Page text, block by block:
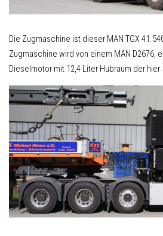
Die Zugmaschine ist dieser MAN TGX
Zugmaschine wird von einem MAN D2676,
Dieselmotor mit 12,4 Liter Hubraum der